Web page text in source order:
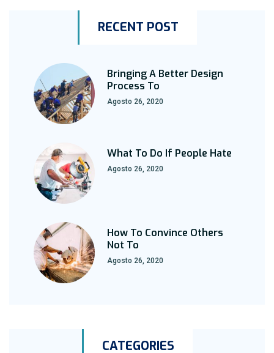
RECENT POST
Bringing A Better Design
Process To
Agosto 26, 2020
What To Do If People Hate
Agosto 26, 2020
How To Convince Others
Not To
Agosto 26, 2020
CATEGORIES